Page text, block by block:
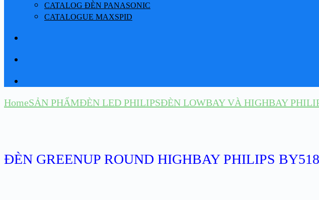
CATALOG ĐÈN PANASONIC
CATALOGUE MAXSPID
HomeSẢN PHẨMĐÈN LED PHILIPSĐÈN LOWBAY VÀ HIGHBAY
ĐÈN GREENUP ROUND HIGHBAY PHILIPS